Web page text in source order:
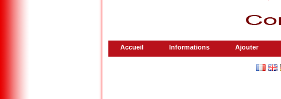
Accueil Informations Ajouter